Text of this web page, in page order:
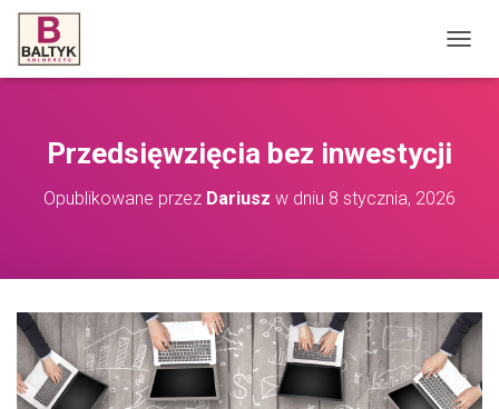
R
G
A
C
J
Ę
Przedsięwzięcia bez inwestycji
Opublikowane przez Dariusz w dniu 8 stycznia, 2026